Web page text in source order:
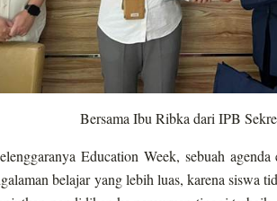
Bersama Ibu Ribka dari IPB
Education Week, sebuah
belajar yang lebih luas, karena siswa